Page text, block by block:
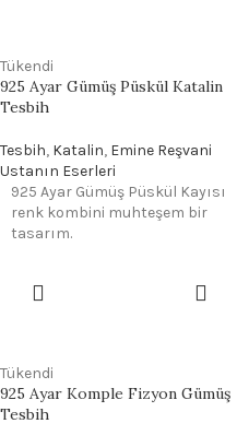
Tükendi
925 Ayar Gümüş Püskül Katalin
Tesbih
Tesbih, Katalin, Emine Reşvani
Ustanın Eserleri
925 Ayar Gümüş Püskül Kayısı
renk kombini muhteşem bir
tasarım.
Tükendi
925 Ayar Komple Fizyon Gümüş
Tesbih